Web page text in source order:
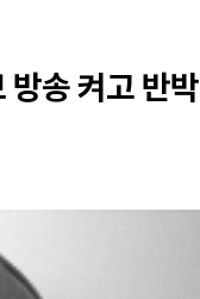
방송 켜고 반박